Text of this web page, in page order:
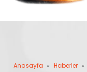
Anasayfa » Haberler »